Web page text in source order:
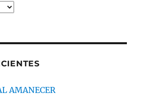
AMANECER